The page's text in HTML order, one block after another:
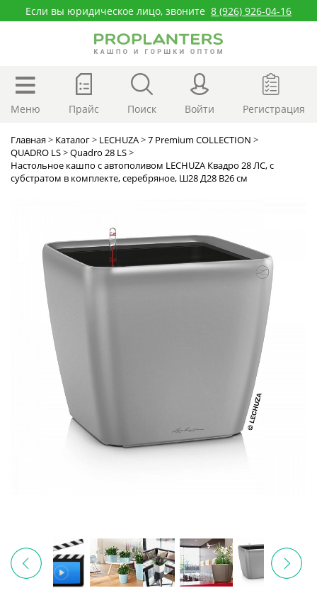
Если вы юридическое лицо, звоните 8 (926) 926-04-16
Меню Прайс Поиск Войти Регистрация
Главная> Каталог> LECHUZA>7 Premium COLLECTION >
QUADRO LS>Quadro 28 LS>
Настольное кашпо с автополивом LECHUZA Квадро 28 ЛС, с
субстратом в комплекте, серебряное, Ш28 Д28 В26 см